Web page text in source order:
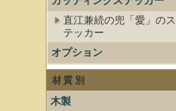
直江兼続の兜「愛」のス
テッカー
オプション
材質別
木製